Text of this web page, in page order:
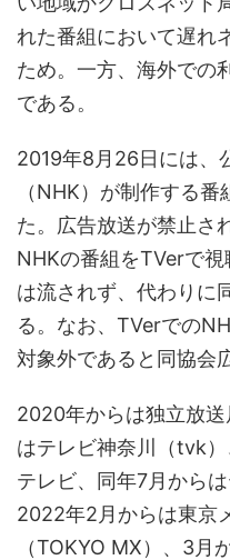
れた番組において遅れ
ため。一方、海外での
である。
2019年8月26日には、
（NHK）が制作する
た。広告放送が禁止さ
NHKの番組をTVerで
は流されず、代わりに
る。なお、TVerでの
対象外であると同協会
2020年からは独立放
はテレビ神奈川（tvk
テレビ、同年7月から
2022年2月からは東京
（TOKYO MX）、3月